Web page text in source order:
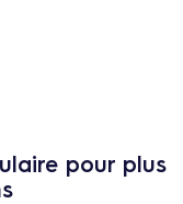
pour plus